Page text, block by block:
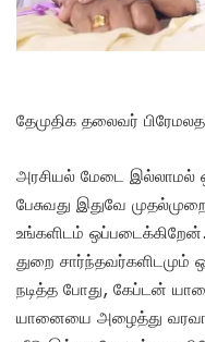
தேமுதிக தலைவர்
அரசியல் மேடை இல்லாமல்
பேசுவது இதுவே
உங்களிடம் ஒப்படைக்கிறேன்.
துறை
நடித்த போது, கேப்டன்
யானையை அழைத்து